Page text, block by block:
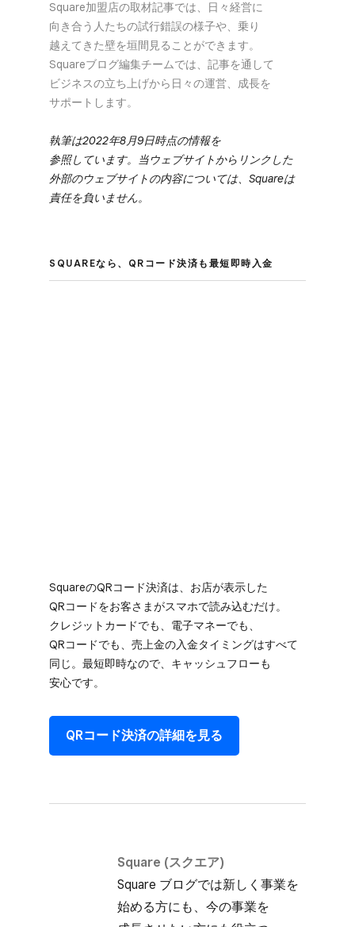
Square加盟店の​取材記事では、​日々​経営に​
向き合う​人たちの​試行錯誤の​様子や、​乗り​
越えてきた壁を​垣間見る​ことができます。​
Squareブログ編集チームでは、​記事を​通して​
ビジネスの​立ち上げから​日々の​運営、​成長を​
サポートします。
執筆は​2022年8月9日時点の​情報を​
参照しています。​当ウェブサイトから​リンクした​
外部の​ウェブサイトの​内容に​ついては、​Squareは​
責任を​負いません。
SQUAREなら、​QRコード決済も​最短即時入金
Squareの​QRコード決済は、​お店が​表示した​
QRコードを​お客さまが​スマホで​読み込むだけ。​
クレジットカードでも、​電子マネーでも、​
QRコードでも、​売上金の​入金タイミングは​すべて​
同じ。​最短即時なので、​キャッシュフローも​
安心です。
QRコード決済の​詳細を​見る
Square (スクエア)
Square ブログでは​新しく​事業を​
始める方にも、​今の​事業を​